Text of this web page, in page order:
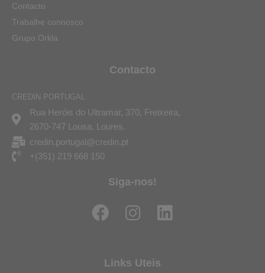
Contacto
Trabalhe connosco
Grupo Orkla
Contacto
CREDIN PORTUGAL
Rua Heróis do Ultramar, 370, Freixeira,
2670-747 Lousa, Loures.
credin.portugal@credin.pt
+(351) 219 668 150
Siga-nos!
F
a
e
I
n
t
L
i
Links Uteis